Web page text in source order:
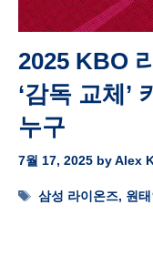
2025 KBO
‘감독 교체’
누구
7월 17, 2025 byAlex
Tags
삼성 라이온즈, 원